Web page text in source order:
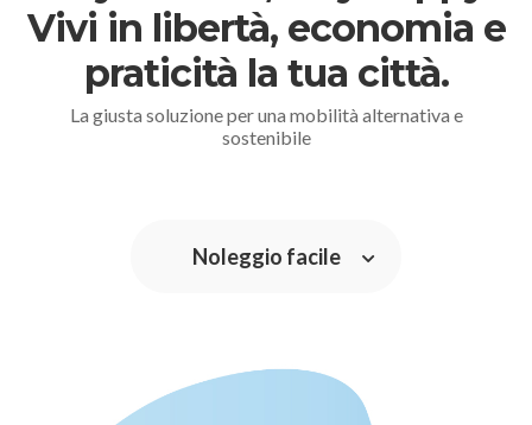
Vivi in libertà, economia e
praticità la tua città.
La giusta soluzione per una mobilità alternativa e
sostenibile
Noleggio facile